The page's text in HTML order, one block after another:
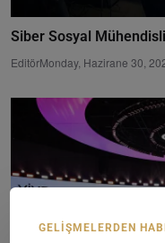
Siber Sosyal
EditörMonday, Hazirane 30,
GELIŞMELERDEN